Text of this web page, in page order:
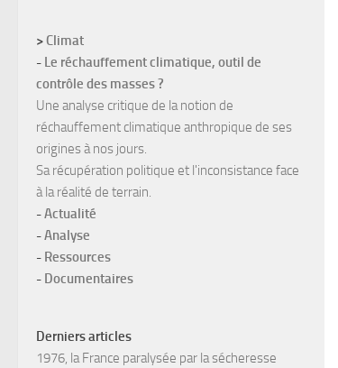
>Climat
- Le réchauffement climatique, outil de
contrôle des masses ?
Une analyse critique de la notion de
réchauffement climatique anthropique de ses
origines à nos jours.
Sa récupération politique et l'inconsistance face
à la réalité de terrain.
-Actualité
-Analyse
- Ressources
- Documentaires
Derniers articles
1976, la France paralysée par la sécheresse